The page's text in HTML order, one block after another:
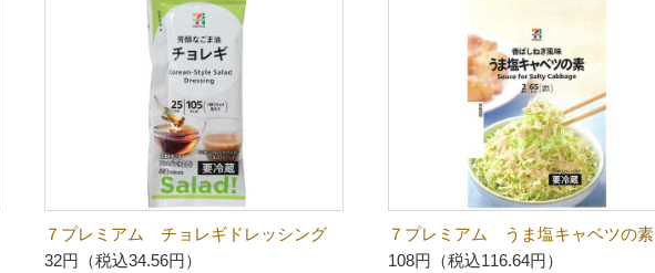
７プレミアム チョレギドレッシング
32円（税込34.56円）
７プレミアム うま塩キャベツの素
108円（税込116.64円）